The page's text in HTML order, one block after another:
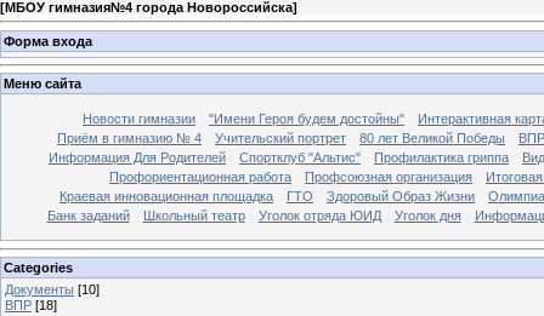
[МБОУ гимназия№4 города Новороссийска]
Форма входа
Меню сайта
Новости гимназии "Имени Героя будем достойны"
Интерактивная
Приём в гимназию № 4
Учительский портрет 80 лет Великой Победы
ВПР
Информация Для Родителей
Спортклуб "Альтис" Профилактика гриппа
Профориентационная работа
Профсоюзная организация
Краевая инновационная площадка
ГТО Здоровый Образ Жизни
Банк заданий
Школьный театр Уголок отряда ЮИД Уголок дня
Categories
Документы [10]
ВПР [18]